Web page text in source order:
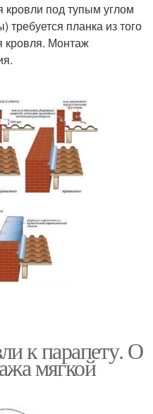
под тупым углом
требуется планка из того
кровля. Монтаж
к парапету. О
мягкой